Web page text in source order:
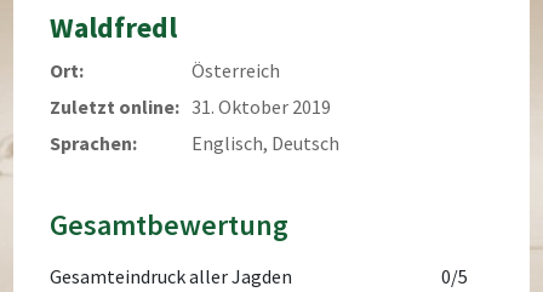
Waldfredl
Ort:
Österreich
Zuletzt online: 31. Oktober 2019
Sprachen:
Englisch, Deutsch
Gesamtbewertung
Gesamteindruck aller Jagden
0/5